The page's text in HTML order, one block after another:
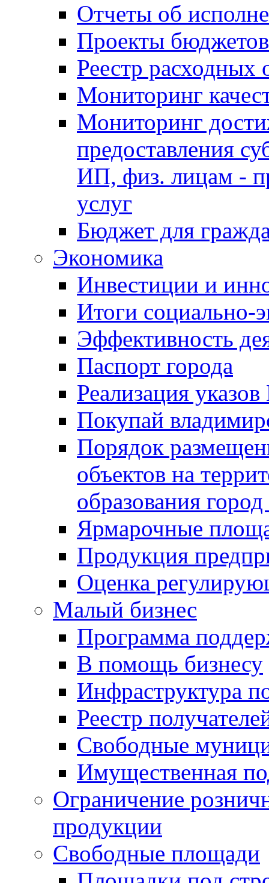
Отчеты об
Проекты бюджетов
Реестр расходных
Мониторинг
Мониторинг
предоставления
ИП, физ. лицам -
услуг
Бюджет для
Экономика
Инвестиции и
Итоги социально-
Эффективность
Паспорт города
Реализация
Покупай
Порядок
объектов на
образования
Ярмарочные
Продукция
Оценка
Малый бизнес
Программа
В помощь бизнесу
Инфраструктура
Реестр
Свободные
Имущественная
Ограничение
продукции
Свободные площади